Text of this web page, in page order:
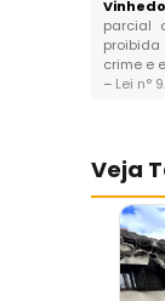
Vinhedo
parcial
crime e
– Lei n°
Veja